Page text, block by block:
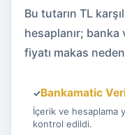
Bu tutarın TL
hesaplanır;
fiyatı makas
✓Bankamatic
İçerik ve hesaplama
kontrol edildi.